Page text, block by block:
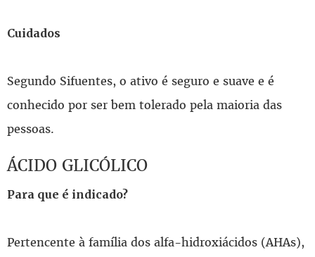
Cuidados
Segundo Sifuentes, o ativo é seguro e suave e é
conhecido por ser bem tolerado pela maioria das
pessoas.
ÁCIDO GLICÓLICO
Para que é indicado?
Pertencente à família dos alfa-hidroxiácidos (AHAs),